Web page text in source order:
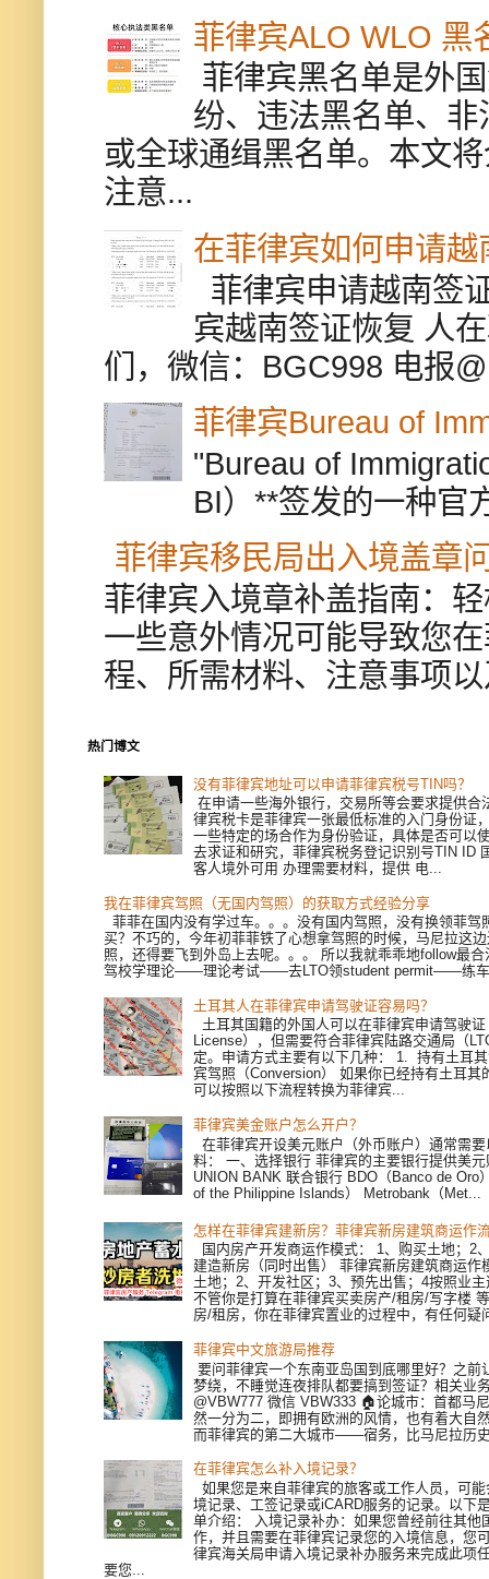
菲律宾ALO WLO 黑
菲律宾黑名单是外
纷、违法黑名单、
或全球通缉黑名单。本文
注意...
在菲律宾如何申请越
菲律宾申请越南签
宾越南签证恢复 人
们，微信：BGC998 电报
菲律宾Bureau of
"Bureau of
BI）**签发的一种官
菲律宾移民局出入境盖章
菲律宾入境章补盖指南：
一些意外情况可能导致您
程、所需材料、注意事项
热门博文
没有菲律宾地址可以申请菲律宾税号TIN吗？
在申请一些海外银行，交易所等会要求提供合
律宾税卡是菲律宾一张最低标准的入门身份证
一些特定的场合作为身份验证，具体是否可以
去求证和研究，菲律宾税务登记识别号TIN ID
客人境外可用 办理需要材料，提供 电...
我在菲律宾驾照（无国内驾照）的获取方式经验分享
菲菲在国内没有学过车。。。没有国内驾照，没有换领菲驾
买？不巧的，今年初菲菲铁了心想拿驾照的时候，马尼拉这
照，还得要飞到外岛上去呢。。。 所以我就乖乖地follow最
驾校学理论——理论考试——去LTO领student permit——练
土耳其人在菲律宾申请驾驶证容易吗？
土耳其国籍的外国人可以在菲律宾申请驾驶证
License），但需要符合菲律宾陆路交通局（
定。申请方式主要有以下几种： 1. 持有土耳
宾驾照（Conversion） 如果你已经持有土耳其
可以按照以下流程转换为菲律宾...
菲律宾美金账户怎么开户？
在菲律宾开设美元账户（外币账户）通常需
料： 一、选择银行 菲律宾的主要银行提供美
UNION BANK 联合银行 BDO（Banco de Oro
of the Philippine Islands） Metrobank（Met...
怎样在菲律宾建新房？菲律宾新房建筑商运作
国内房产开发商运作模式： 1、购买土地；2
建造新房（同时出售） 菲律宾新房建筑商运作
土地；2、开发社区；3、预先出售；4按照业
不管你是打算在菲律宾买卖房产/租房/写字楼
房/租房，你在菲律宾置业的过程中，有任何疑
菲律宾中文旅游局推荐
要问菲律宾一个东南亚岛国到底哪里好？之前
梦绕，不睡觉连夜排队都要搞到签证？相关业
@VBW777 微信 VBW333 🏠论城市：首都马
然一分为二，即拥有欧洲的风情，也有着大自
而菲律宾的第二大城市——宿务，比马尼拉历
在菲律宾怎么补入境记录？
如果您是来自菲律宾的旅客或工作人员，可
境记录、工签记录或iCARD服务的记录。以下
单介绍： 入境记录补办：如果您曾经前往其他
作，并且需要在菲律宾记录您的入境信息，您
律宾海关局申请入境记录补办服务来完成此项
要您...